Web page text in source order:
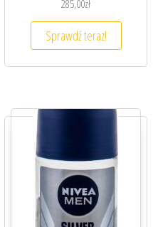
285,00zł
Sprawdź teraz!